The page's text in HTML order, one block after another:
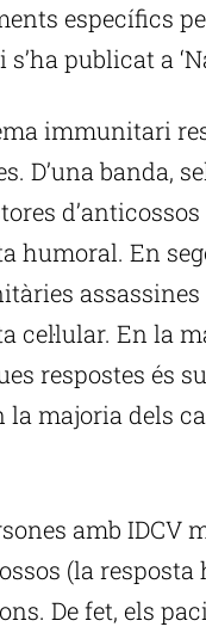
específics
s’ha publicat a
immunitari
D’una banda,
humoral. En
assassines
cel·lular. En la
respostes és
la majoria dels
amb IDCV
(la
De fet, els